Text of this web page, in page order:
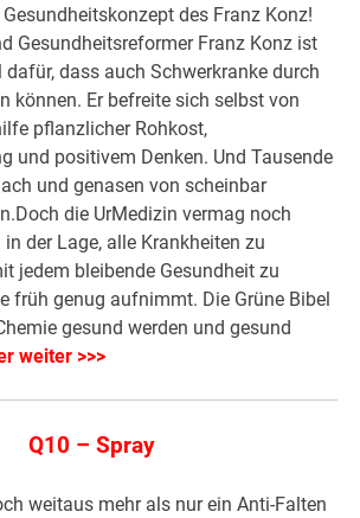
des Franz Konz!
Gesundheitsreformer Franz Konz ist
dafür, dass auch Schwerkranke durch
können. Er befreite sich selbst von
pflanzlicher Rohkost,
und positivem Denken. Und Tausende
und genasen von scheinbar
die UrMedizin vermag noch
der Lage, alle Krankheiten zu
jedem bleibende Gesundheit zu
früh genug aufnimmt. Die Grüne Bibel
gesund werden und gesund
weiter >>>
Q10 – Spray
weitaus mehr als nur ein Anti-Falten